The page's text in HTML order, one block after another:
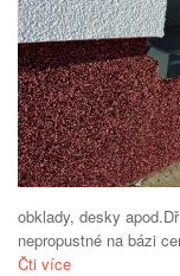
obklady, desky
nepropustné na bázi
Čti více